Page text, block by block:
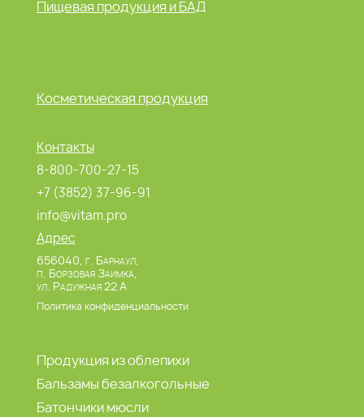
Пищевая продукция и БАД
Косметическая продукция
Контакты
8-800-700-27-15
+7 (3852) 37-96-91
info@vitam.pro
Адрес
656040, г. Барнаул,
п. Борзовая Заимка,
ул. Радужная 22 А
Политика конфиденциальности
Продукция из облепихи
Бальзамы безалкогольные
Батончики мюсли